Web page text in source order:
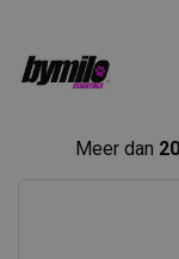
Meer dan